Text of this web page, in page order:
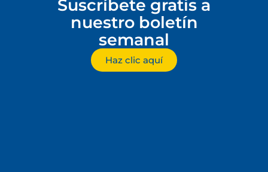
Suscríbete gratis a
nuestro boletín
semanal
Haz clic aquí